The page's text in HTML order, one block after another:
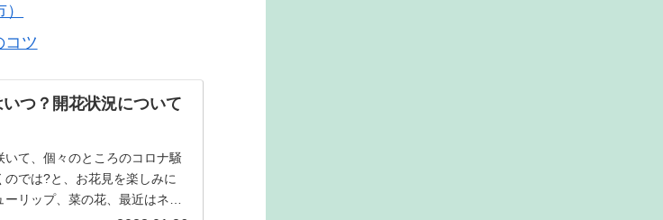
コツ
つ？開花状況について
て、個々のところのコロナ騒
では?と、お花見を楽しみに
リップ、菜の花、最近はネモ